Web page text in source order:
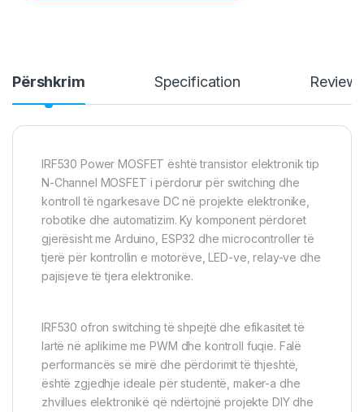
Përshkrim Specification
IRF530 Power MOSFET është transistor elektronik tip
N-Channel MOSFET i përdorur për switching dhe
kontroll të ngarkesave DC në projekte elektronike,
robotike dhe automatizim. Ky komponent përdoret
gjerësisht me Arduino, ESP32 dhe microcontroller të
tjerë për kontrollin e motorëve, LED-ve, relay-ve dhe
pajisjeve të tjera elektronike.
IRF530 ofron switching të shpejtë dhe efikasitet të
lartë në aplikime me PWM dhe kontroll fuqie. Falë
performancës së mirë dhe përdorimit të thjeshtë,
është zgjedhje ideale për studentë, maker-a dhe
zhvillues elektronikë që ndërtojnë projekte DIY dhe